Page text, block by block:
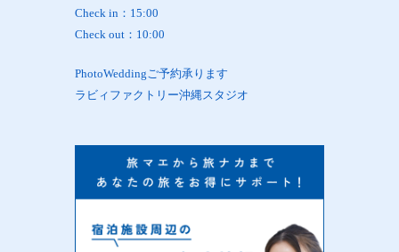
Check in：15:00
Check out：10:00
PhotoWeddingご予約承ります
ラビィファクトリー沖縄スタジオ